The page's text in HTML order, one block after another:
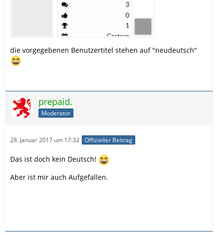
die vorgegebenen Benutzertitel stehen auf "neudeutsch"
prepaid.
Moderator
28. Januar 2017 um 17:32 Offizieller Beitrag
Das ist doch kein Deutsch!
Aber ist mir auch Aufgefallen.